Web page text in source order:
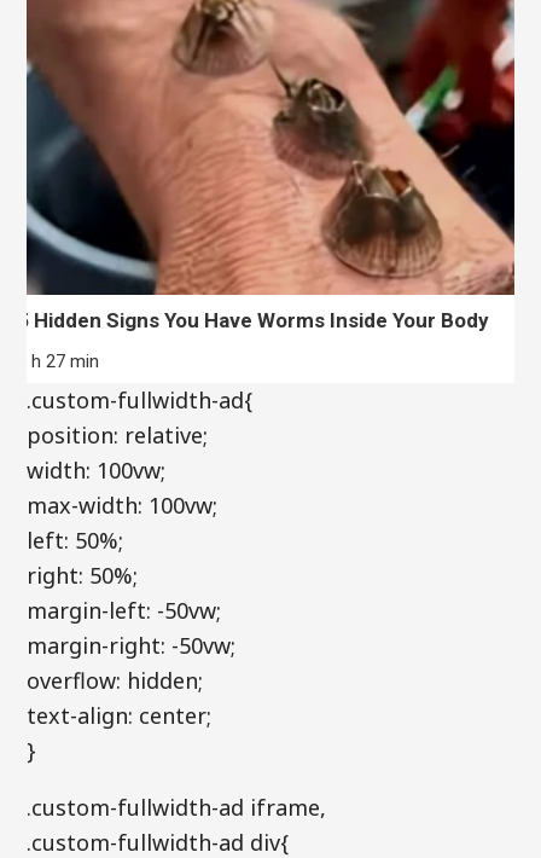
5 Hidden Signs You Have Worms Inside Your Body
5 h 27 min
.custom-fullwidth-ad{
position: relative;
width: 100vw;
max-width: 100vw;
left: 50%;
right: 50%;
margin-left: -50vw;
margin-right: -50vw;
overflow: hidden;
text-align: center;
}
.custom-fullwidth-ad iframe,
.custom-fullwidth-ad div{